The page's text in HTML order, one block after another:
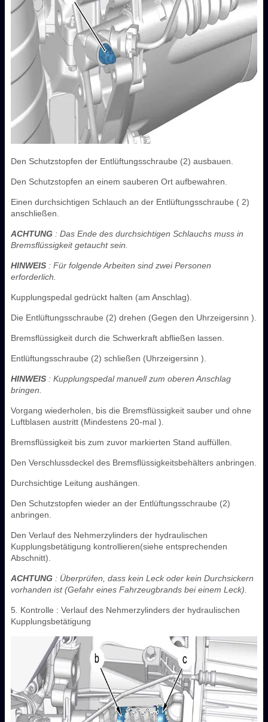
Den Schutzstopfen der Entlüftungsschraube (2) ausbauen.
Den Schutzstopfen an einem sauberen Ort aufbewahren.
Einen durchsichtigen Schlauch an der Entlüftungsschraube ( 2)
anschließen.
ACHTUNG : Das Ende des durchsichtigen Schlauchs muss in
Bremsflüssigkeit getaucht sein.
HINWEIS : Für folgende Arbeiten sind zwei Personen
erforderlich.
Kupplungspedal gedrückt halten (am Anschlag).
Die Entlüftungsschraube (2) drehen (Gegen den Uhrzeigersinn ).
Bremsflüssigkeit durch die Schwerkraft abfließen lassen.
Entlüftungsschraube (2) schließen (Uhrzeigersinn ).
HINWEIS : Kupplungspedal manuell zum oberen Anschlag
bringen.
Vorgang wiederholen, bis die Bremsflüssigkeit sauber und ohne
Luftblasen austritt (Mindestens 20-mal ).
Bremsflüssigkeit bis zum zuvor markierten Stand auffüllen.
Den Verschlussdeckel des Bremsflüssigkeitsbehälters anbringen.
Durchsichtige Leitung aushängen.
Den Schutzstopfen wieder an der Entlüftungsschraube (2)
anbringen.
Den Verlauf des Nehmerzylinders der hydraulischen
Kupplungsbetätigung kontrollieren(siehe entsprechenden
Abschnitt).
ACHTUNG : Überprüfen, dass kein Leck oder kein Durchsickern
vorhanden ist (Gefahr eines Fahrzeugbrands bei einem Leck).
5. Kontrolle : Verlauf des Nehmerzylinders der hydraulischen
Kupplungsbetätigung